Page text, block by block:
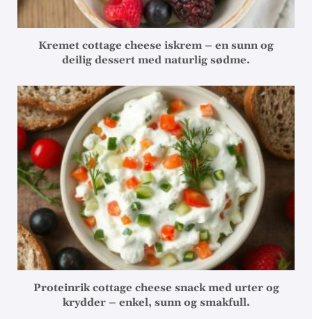
Kremet cottage cheese iskrem – en sunn og
deilig dessert med naturlig sødme.
Proteinrik cottage cheese snack med urter og
krydder – enkel, sunn og smakfull.